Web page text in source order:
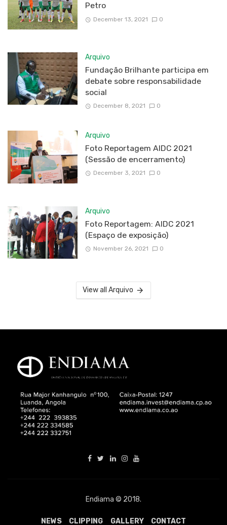
Petro
December 13, 2021 0
Arquivo
Fundação Brilhante participa em
debate sobre responsabilidade
social
December 8, 2021 0
Arquivo
Foto Reportagem AIDC 2021
(Sessão de encerramento)
December 3, 2021 0
Arquivo
Foto Reportagem: AIDC 2021
(Espaço de exposição)
November 26, 2021 0
View all Arquivo
Endiama © 2018.
NEWS CLIPPING GALLERY CONTACT